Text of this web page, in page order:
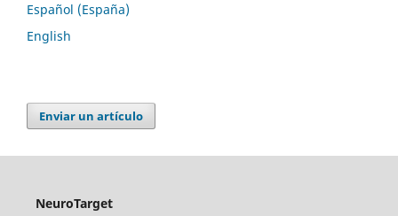
Español (España)
English
Enviar un artículo
NeuroTarget